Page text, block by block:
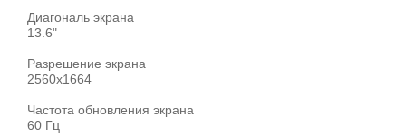
Диагональ экрана
13.6"
Разрешение экрана
2560x1664
Частота обновления экрана
60 Гц